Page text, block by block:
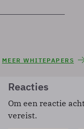
MEER WHITEPAPERS
Reacties
Om een reactie
vereist.